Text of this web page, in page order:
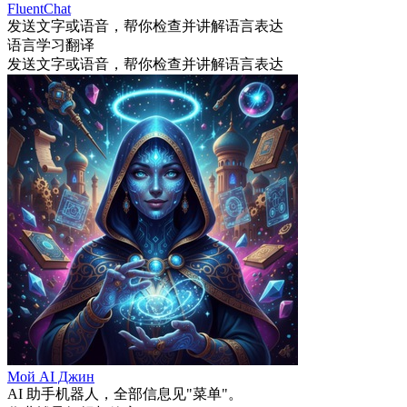
FluentChat
发送文字或语音，帮你检查并讲解语言表达
语言学习翻译
发送文字或语音，帮你检查并讲解语言表达
Мой AI Джин
AI 助手机器人，全部信息见"菜单"。